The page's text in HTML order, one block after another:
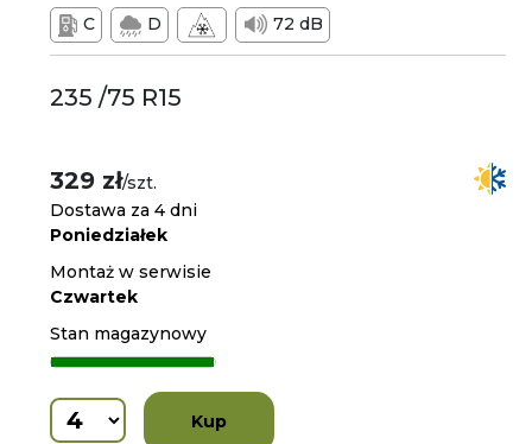
C D 72 dB
235 /75 R15
329 zł/szt.
Dostawa za 4 dni
Poniedziałek
Montaż w serwisie
Czwartek
Stan magazynowy
Kup